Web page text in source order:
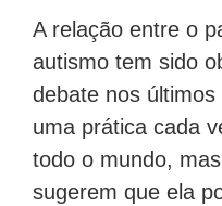
A relação entre o
autismo tem sido
debate nos
uma prática cada
todo o mundo,
sugerem que ela